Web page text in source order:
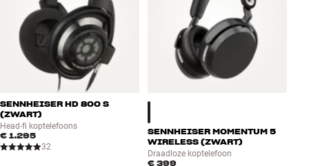
SENNHEISER HD 800 S
(ZWART)
Head-fi koptelefoons
€ 1.295
32
SENNHEISER MOMENTUM 5
WIRELESS (ZWART)
Draadloze koptelefoon
€ 399